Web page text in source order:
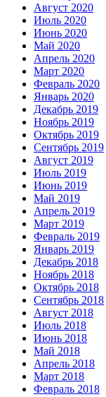
Август 2020
Июль 2020
Июнь 2020
Май 2020
Апрель 2020
Март 2020
Февраль 2020
Январь 2020
Декабрь 2019
Ноябрь 2019
Октябрь 2019
Сентябрь 2019
Август 2019
Июль 2019
Июнь 2019
Май 2019
Апрель 2019
Март 2019
Февраль 2019
Январь 2019
Декабрь 2018
Ноябрь 2018
Октябрь 2018
Сентябрь 2018
Август 2018
Июль 2018
Июнь 2018
Май 2018
Апрель 2018
Март 2018
Февраль 2018